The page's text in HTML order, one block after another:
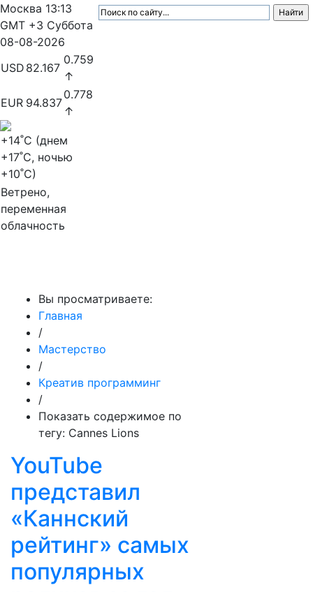
Москва 13:13
GMT +3 Суббота
08-08-2026
USD 82.167
0.759
↑
EUR 94.837
0.778
↑
+14˚C (днем
+17˚C, ночью
+10˚C)
Ветрено,
переменная
облачность
Вы просматриваете:
Главная
/
Мастерство
/
Креатив программинг
/
Показать содержимое по
тегу: Cannes Lions
YouTube
представил
«Каннский
рейтинг» самых
популярных